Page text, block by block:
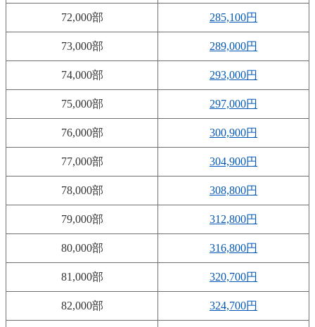
72,000部 285,100円
73,000部 289,000円
74,000部 293,000円
75,000部 297,000円
76,000部 300,900円
77,000部 304,900円
78,000部 308,800円
79,000部 312,800円
80,000部 316,800円
81,000部 320,700円
82,000部 324,700円